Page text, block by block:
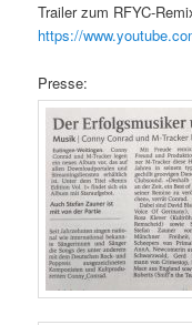
Trailer zum RFYC-
https://
Presse: